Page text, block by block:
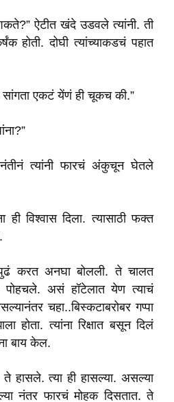
ऐटीत खंदे उडवले त्यांनी. ती
होती. दोघी त्यांच्याकडचं पहात
एकटं येंणं ही चूकच की.”
त्यांनी फारचं अंकुचून घेतले
ही विश्वास दिला. त्यासाठी फक्त
पुढं करत अनघा बोलली. ते चालत
पोहचले. असं हॉटेलात येण त्याचं
चहा..बिस्कटाबरोबर गप्पा
होता. त्यांना रिक्षात बसून ‍दिलं
बाय केल.
ते हासले. त्या ही हासल्या. असल्या
नंतर फारचं मोहक दिसतात. ते